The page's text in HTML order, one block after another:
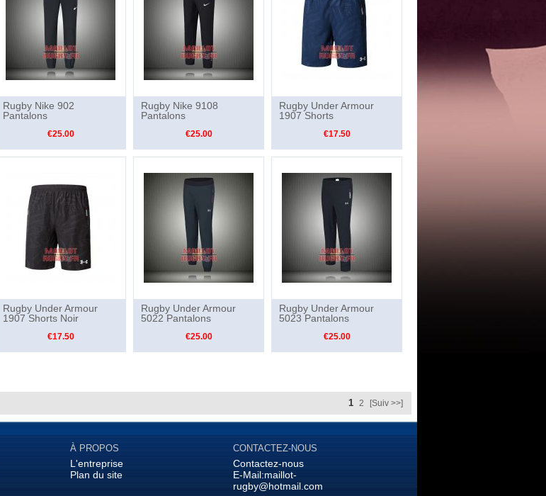
Rugby Nike 902
Pantalons
€25.00
Rugby Nike 9108
Pantalons
€25.00
Rugby Under Armour
1907 Shorts
€17.50
Rugby Under Armour
1907 Shorts Noir
€17.50
Rugby Under Armour
5022 Pantalons
€25.00
Rugby Under Armour
5023 Pantalons
€25.00
1 2 [Suiv >>]
À PROPOS
L'entreprise
Plan du site
CONTACTEZ-NOUS
Contactez-nous
E-Mail:maillot-
rugby@hotmail.com